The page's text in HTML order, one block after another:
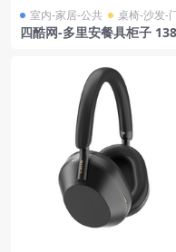
室内-家居-公共 桌椅-沙发-
四酷网-多里安餐具柜子 138